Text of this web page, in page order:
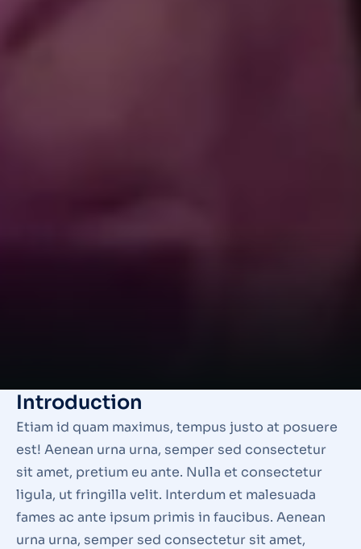
Introduction
Etiam id quam maximus, tempus justo at posuere
est! Aenean urna urna, semper sed consectetur
sit amet, pretium eu ante. Nulla et consectetur
ligula, ut fringilla velit. Interdum et malesuada
fames ac ante ipsum primis in faucibus. Aenean
urna urna, semper sed consectetur sit amet,